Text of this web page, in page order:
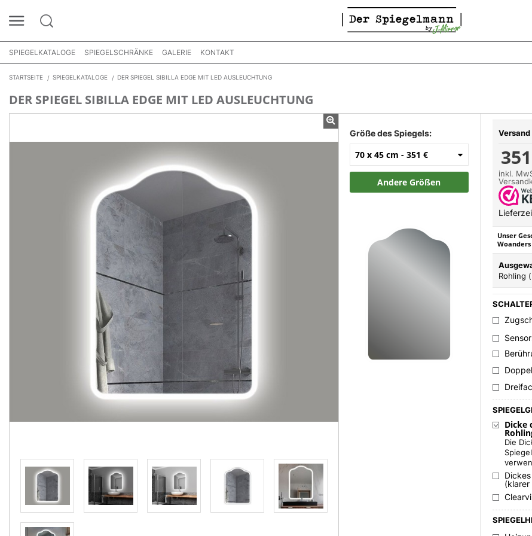
SPIEGELKATALOGE SPIEGELSCHRÄNKE GALERIE KONTAKT
STARTSEITE SPIEGELKATALOGE DER SPIEGEL SIBILLA EDGE MIT LED AUSLEUCHTUNG
DER SPIEGEL SIBILLA EDGE MIT LED AUSLEUCHTUNG
Größe des Spiegels:
70 x 45 cm -351 €
Andere Größen
351
inkl.
Unser
Woanders
Rohling
Dicke
Die